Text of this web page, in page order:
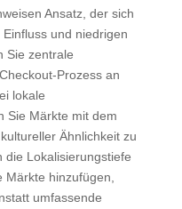
Ansatz, der sich
und niedrigen
Sie zentrale
Prozess an
lokale
Sie Märkte mit dem
Ähnlichkeit zu
die Lokalisierungstiefe
hinzufügen,
umfassende